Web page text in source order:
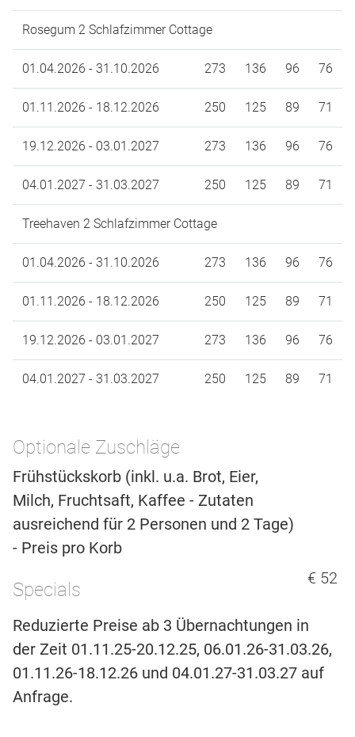
Rosegum 2 Schlafzimmer Cottage
01.04.2026 - 31.10.2026 273 136 96 76
01.11.2026 - 18.12.2026 250 125 89 71
19.12.2026 - 03.01.2027 273 136 96 76
04.01.2027 - 31.03.2027 250 125 89 71
Treehaven 2 Schlafzimmer Cottage
01.04.2026 - 31.10.2026 273 136 96 76
01.11.2026 - 18.12.2026 250 125 89 71
19.12.2026 - 03.01.2027 273 136 96 76
04.01.2027 - 31.03.2027 250 125 89 71
Optionale Zuschläge
Frühstückskorb (inkl. u.a. Brot, Eier,
Milch, Fruchtsaft, Kaffee - Zutaten
ausreichend für 2 Personen und 2 Tage)
- Preis pro Korb
€ 52
Specials
Reduzierte Preise ab 3 Übernachtungen in
der Zeit 01.11.25-20.12.25, 06.01.26-31.03.26,
01.11.26-18.12.26 und 04.01.27-31.03.27 auf
Anfrage.